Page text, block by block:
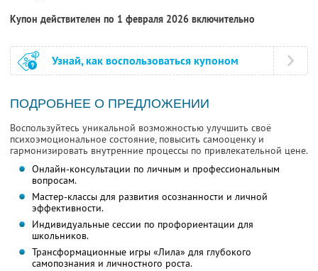
Купон действителен по 1 февраля 2026 включительно
Узнай, как воспользоваться купоном
ПОДРОБНЕЕ О ПРЕДЛОЖЕНИИ
Воспользуйтесь уникальной возможностью улучшить своё
психоэмоциональное состояние, повысить самооценку и
гармонизировать внутренние процессы по привлекательной цене.
Онлайн-консультации по личным и профессиональным
вопросам.
Мастер-классы для развития осознанности и личной
эффективности.
Индивидуальные сессии по профориентации для
школьников.
Трансформационные игры «Лила» для глубокого
самопознания и личностного роста.